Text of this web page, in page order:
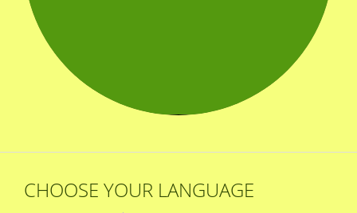
CHOOSE YOUR LANGUAGE